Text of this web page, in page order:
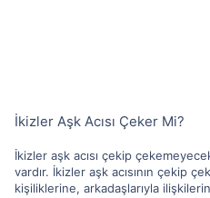
İkizler Aşk Acısı Çeker Mi?
İkizler aşk acısı çekip
vardır. İkizler aşk acısının çekip
kişiliklerine, arkadaşlarıyla